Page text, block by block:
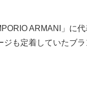
ARMANI」に
ジも定着していたブ